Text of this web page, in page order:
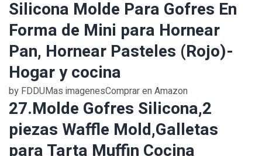
Silicona Molde Para Gofres En
Forma de Mini para Hornear
Pan, Hornear Pasteles (Rojo)-
Hogar y cocina
by FDDUMas imagenesComprar en Amazon
27.Molde Gofres Silicona,2
piezas Waffle Mold,Galletas
para Tarta Muffin Cocina